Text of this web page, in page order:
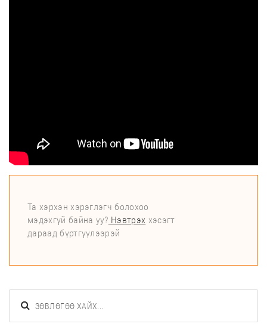
Та хэрхэн хэрэглэгч болохоо
мэдэхгүй байна уу? Нэвтрэх хэсэгт
дараад бүртгүүлээрэй